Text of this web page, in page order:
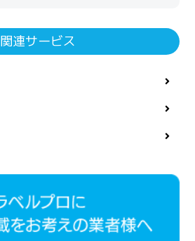
関連サービス